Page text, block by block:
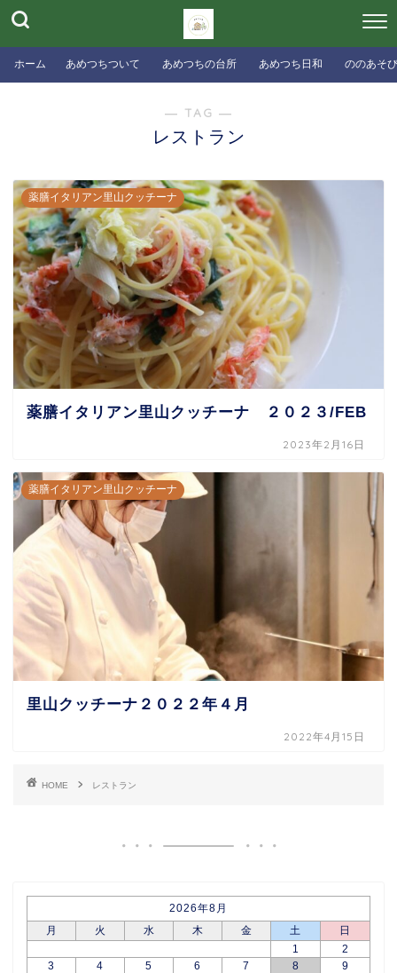
ホーム あめつちついて あめつちの台所 あめつち日和 ののあそ
― TAG ―
レストラン
薬膳イタリアン里山クッチーナ
薬膳イタリアン里山クッチーナ ２０２３/FEB
2023年2月16日
薬膳イタリアン里山クッチーナ
里山クッチーナ２０２２年４月
2022年4月15日
HOME レストラン
2026年8月
月
火 水 木 金 土
日
1
2
3
4 5 6 7 8
9